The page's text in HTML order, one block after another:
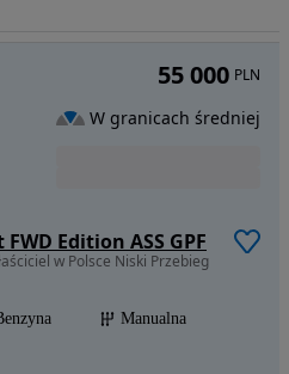
Edition ASS GPF
w Polsce Niski Przebieg
Manualna
55 000 PLN
W granicach średniej